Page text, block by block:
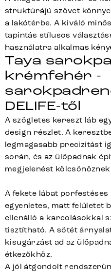
struktúrájú szövet
a lakótérbe. A kiváló
tapintás stílusos
használatra alkalmas
Taya
krémfehér -
DELIFE-től
A szögletes kereszt láb
design részlet. A
legmagasabb precizitást
során, és az ülőpadnak
megjelenést
A fekete lábat porfestéses
egyenletes, matt felületet
ellenálló a karcolásokkal
tisztítható. A sötét
kisugárzást ad az
étkezőkhöz.
A jól átgondolt